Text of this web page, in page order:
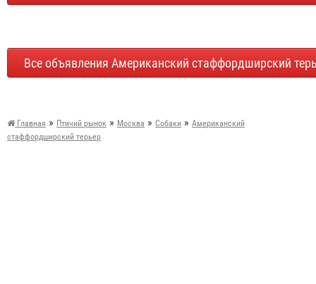
Все объявления Американский стаффордширский
Главная » Птичий рынок » Москва » Собаки » Американский
стаффордширский терьер